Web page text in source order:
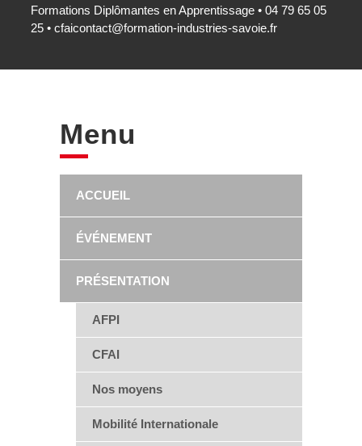
Formations Diplômantes en Apprentissage • 04 79 65 05
25 • cfaicontact@formation-industries-savoie.fr
Menu
ACCUEIL
ÉVÉNEMENT
PRÉSENTATION
AFPI
CFAI
Nos moyens
Mobilité Internationale